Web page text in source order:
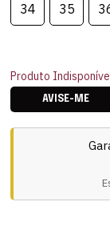
34 35
Produto
AVISE-ME